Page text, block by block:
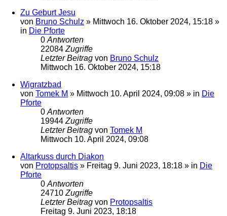
Zu Geburt Jesu
von Bruno Schulz » Mittwoch 16. Oktober 2024, 15:18 »
in Die Pforte
0 Antworten
22084 Zugriffe
Letzter Beitrag von Bruno Schulz
Mittwoch 16. Oktober 2024, 15:18
Wigratzbad
von Tomek M » Mittwoch 10. April 2024, 09:08 » in Die
Pforte
0 Antworten
19944 Zugriffe
Letzter Beitrag von Tomek M
Mittwoch 10. April 2024, 09:08
Altarkuss durch Diakon
von Protopsaltis » Freitag 9. Juni 2023, 18:18 » in Die
Pforte
0 Antworten
24710 Zugriffe
Letzter Beitrag von Protopsaltis
Freitag 9. Juni 2023, 18:18